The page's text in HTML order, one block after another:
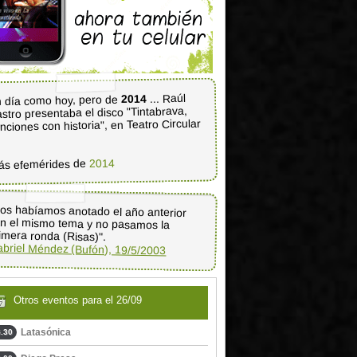
día como hoy, pero de2014 ... Raúl
presentaba el disco "Tintabrava,
con historia", en Teatro Circular
efemérides de 2014
habíamos anotado el año anterior
el mismo tema y no pasamos la
ronda (Risas)".
Méndez (Bufón), 19/5/2003
Otros eventos para el 26/09
Latasónica